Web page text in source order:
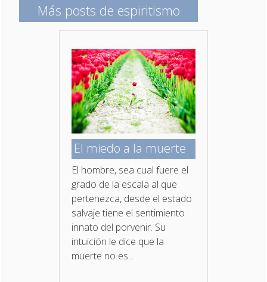
Más posts de espiritismo
El miedo a la muerte
El hombre, sea cual fuere el
grado de la escala al que
pertenezca, desde el estado
salvaje tiene el sentimiento
innato del porvenir. Su
intuición le dice que la
muerte no es...